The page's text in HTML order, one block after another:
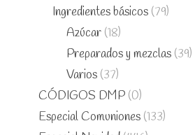
Ingredientes básicos (79)
Azúcar (18)
Preparados y mezclas (39)
Varios (37)
CÓDIGOS DMP (0)
Especial Comuniones (133)